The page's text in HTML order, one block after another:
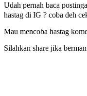
Udah pernah baca
hastag di IG ? coba deh
Mau mencoba hastag
Silahkan share jika